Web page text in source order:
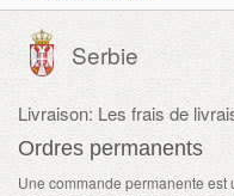
Serbie
Livraison: Les frais de
Ordres permanents
Une commande permanente